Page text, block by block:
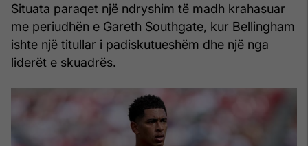
Situata paraqet një ndryshim të madh krahasuar
me periudhën e Gareth Southgate, kur Bellingham
ishte një titullar i padiskutueshëm dhe një nga
liderët e skuadrës.